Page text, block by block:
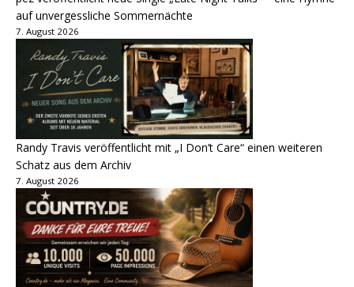
auf unvergessliche Sommernächte
7. August 2026
Randy Travis veröffentlicht mit „I Don’t Care“ einen weiteren
Schatz aus dem Archiv
7. August 2026